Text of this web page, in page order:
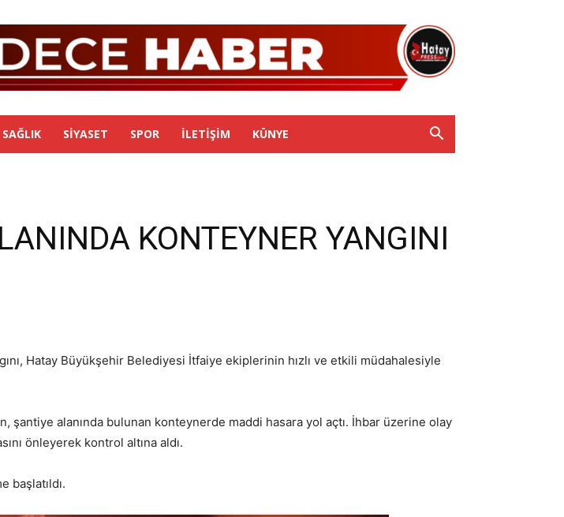
SAĞLIK SIYASET SPOR İLETIŞIM KÜNYE
KONTEYNER YANGINI
Hatay Büyükşehir Belediyesi İtfaiye ekiplerinin hızlı ve etkili müdahalesiyle
alanında bulunan konteynerde maddi hasara yol açtı. İhbar üzerine olay
önleyerek kontrol altına aldı.
başlatıldı.